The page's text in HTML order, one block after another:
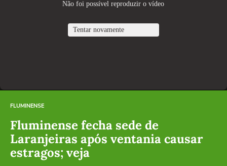
FLUMINENSE
Fluminense fecha sede de
Laranjeiras após ventania causar
estragos; veja